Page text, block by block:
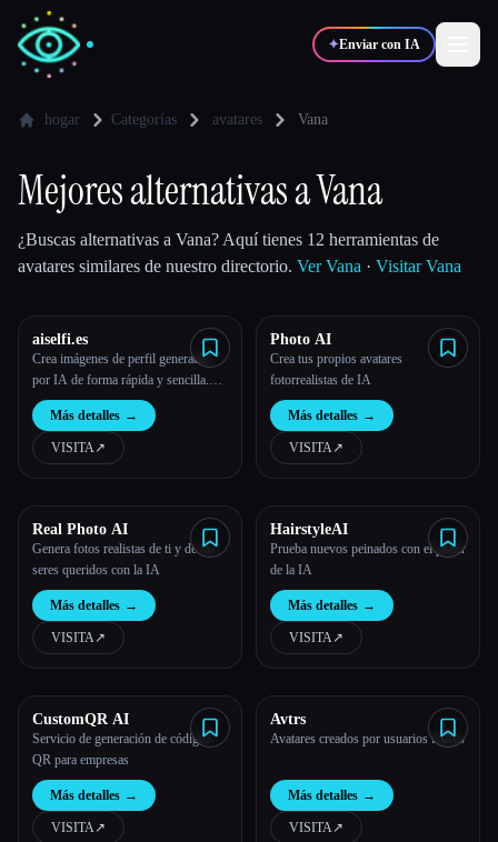
✦Enviar con IA
💻Desarrolladores 📈Marketers
Blog
Todas las categorías
Acerca de
Esc
hogar Categorías avatares Vana
Mejores alternativas a Vana
¿Buscas alternativas a Vana? Aquí tienes 12 herramientas de
avatares similares de nuestro directorio. Ver Vana · Visitar Vana
aiselfi.es
Crea imágenes de perfil generadas
por IA de forma rápida y sencilla.
Usa nuestra herramienta para crear
imágenes de perfil de IA
personalizadas y gratuitas en
cuestión de minutos. Pruébalo →
Más detalles →
VISITA↗︎
Photo AI
Crea tus propios avatares
fotorrealistas de IA
Más detalles →
VISITA↗︎
Real Photo AI
Genera fotos realistas de ti y de tus
seres queridos con la IA
Más detalles →
VISITA↗︎
HairstyleAI
Prueba nuevos peinados con el poder
de la IA
Más detalles →
VISITA↗︎
CustomQR AI
Servicio de generación de códigos
QR para empresas
Más detalles →
VISITA↗︎
Avtrs
Avatares creados por usuarios felices
Más detalles →
VISITA↗︎